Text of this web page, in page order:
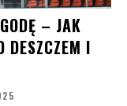
– JAK
DESZCZEM I